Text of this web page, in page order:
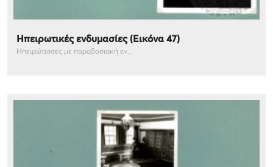
Ηπειρωτικές ενδυμασίες (Εικόνα 47)
Ηπειρώτισσες με παραδοσιακή εν...